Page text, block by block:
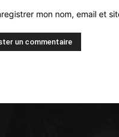
mon nom, email et